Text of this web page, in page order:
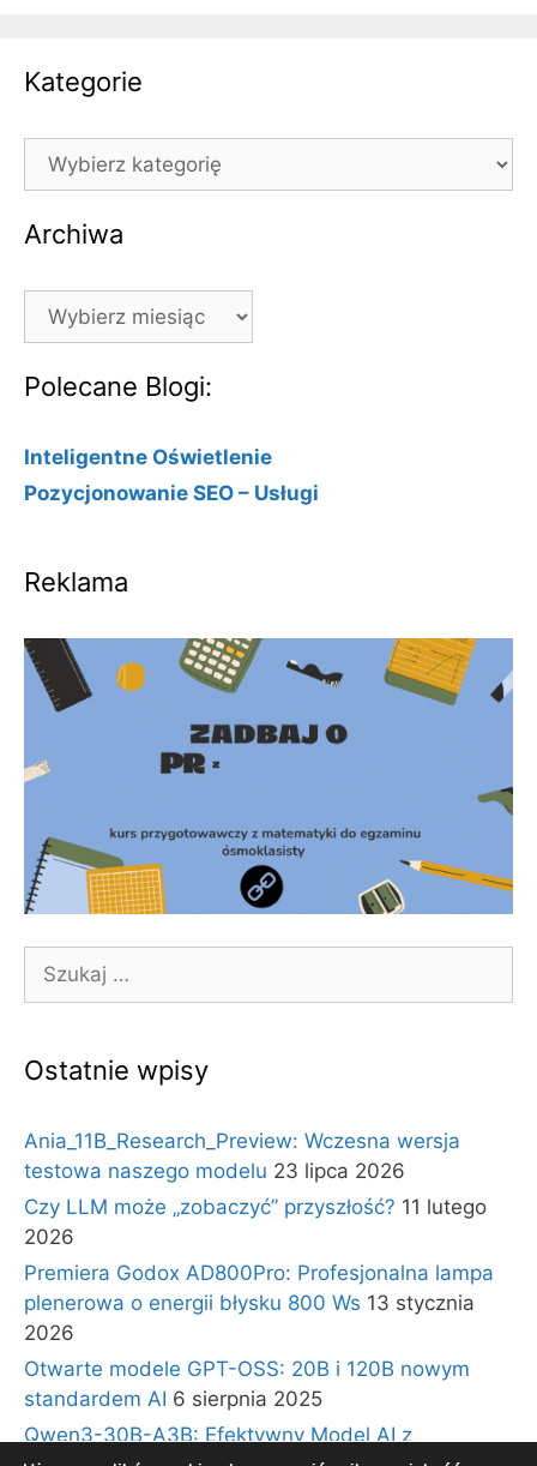
Kategorie
Kategorie
Archiwa
Archiwa
Polecane Blogi:
Inteligentne Oświetlenie
Pozycjonowanie SEO – Usługi
Reklama
Ostatnie wpisy
Ania_11B_Research_Preview: Wczesna wersja
testowa naszego modelu 23 lipca 2026
Czy LLM może „zobaczyć” przyszłość? 11 lutego
2026
Premiera Godox AD800Pro: Profesjonalna lampa
plenerowa o energii błysku 800 Ws 13 stycznia
2026
Otwarte modele GPT-OSS: 20B i 120B nowym
standardem AI 6 sierpnia 2025
Qwen3-30B-A3B: Efektywny Model AI z